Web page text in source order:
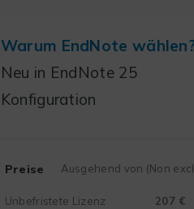
Warum EndNote
Neu in EndNote 25
Konfiguration
Ausgehend von (Non
Preise
Unbefristete Lizenz
207 €